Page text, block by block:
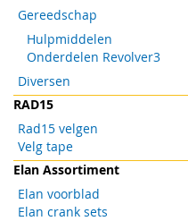
Gereedschap
Hulpmiddelen
Onderdelen Revolver3
Diversen
RAD15
Rad15 velgen
Velg tape
Elan Assortiment
Elan voorblad
Elan crank sets